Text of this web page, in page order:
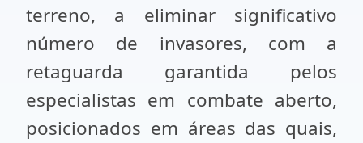
terreno, a eliminar significativo
número de invasores, com a
retaguarda garantida pelos
especialistas em combate aberto,
posicionados em áreas das quais,